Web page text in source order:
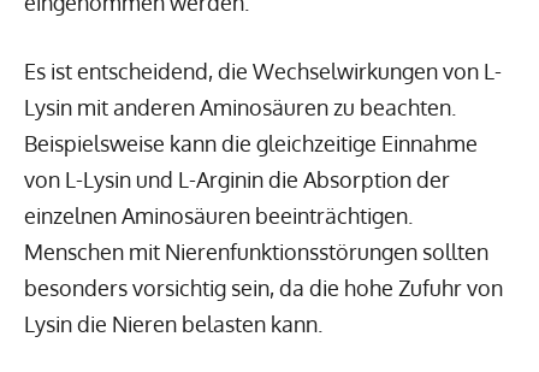
Es ist entscheidend, die Wechselwirkungen von L-
Lysin mit anderen Aminosäuren zu beachten.
Beispielsweise kann die gleichzeitige Einnahme
von L-Lysin und L-Arginin die Absorption der
einzelnen Aminosäuren beeinträchtigen.
Menschen mit Nierenfunktionsstörungen sollten
besonders vorsichtig sein, da die hohe Zufuhr von
Lysin die Nieren belasten kann.